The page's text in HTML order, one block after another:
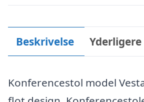
Beskrivelse
Konferencestol model